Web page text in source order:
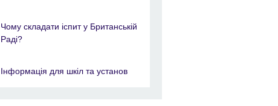
Чому складати іспит у Британській
Раді?
Інформація для шкіл та установ